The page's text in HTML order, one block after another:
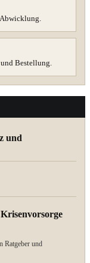
Bestellung.
und
Ratgeber und